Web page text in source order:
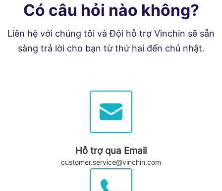
Có câu hỏi nào không?
Liên hệ với chúng tôi và Đội hỗ trợ Vinchin sẽ sẵn
sàng trả lời cho bạn từ thứ hai đến chủ nhật.
Hỗ trợ qua Email
customer.service@vinchin.com